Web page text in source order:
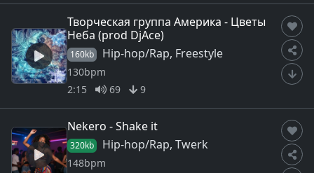
Творческая группа Америка - Цветы
Неба (prod DjAce)
160kb Hip-hop/Rap, Freestyle
130bpm
2:15
69 9
Nekero - Shake it
320kb Hip-hop/Rap, Twerk
148bpm